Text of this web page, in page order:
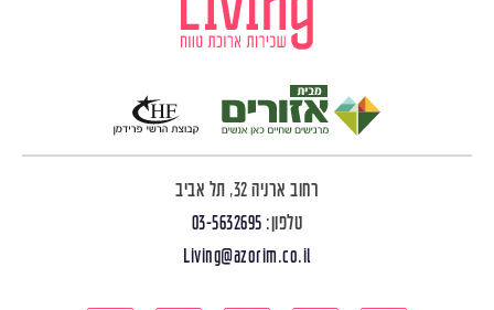
רחוב ארניה 32, תל אביב
טלפון: 03-5632695
Living@azorim.co.il